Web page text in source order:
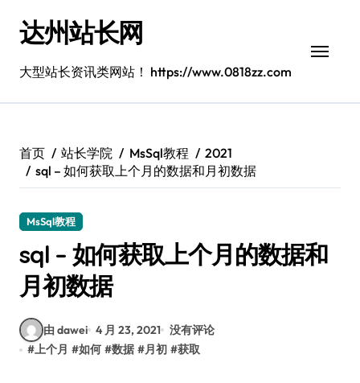
达州站长网
大型站长资讯类网站！ https://www.0818zz.com
首页 站长学院 MsSql教程
2021
sql – 如何获取上个月的数据和月初数据
MsSql教程
sql – 如何获取上个月的数据和
月初数据
由 dawei 4 月 23, 2021 没有评论
#上个月 #如何 #数据 #月初 #获取